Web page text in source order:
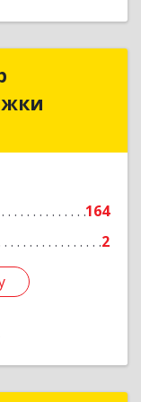
164
2
Подробнее